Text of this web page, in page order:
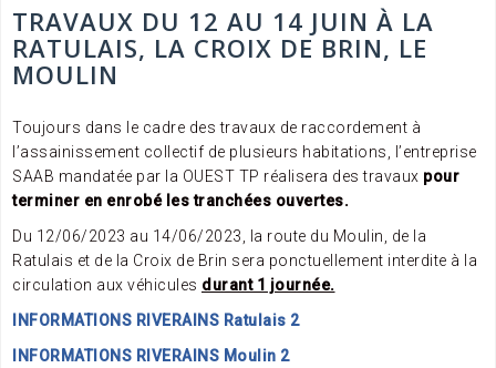
TRAVAUX DU 12 AU 14 JUIN À LA
RATULAIS, LA CROIX DE BRIN, LE
MOULIN
Toujours dans le cadre des travaux de raccordement à
l’assainissement collectif de plusieurs habitations, l’entreprise
SAAB mandatée par la OUEST TP réalisera des travaux pour
terminer en enrobé les tranchées ouvertes.
Du 12/06/2023 au 14/06/2023, la route du Moulin, de la
Ratulais et de la Croix de Brin sera ponctuellement interdite à la
circulation aux véhicules durant 1 journée.
INFORMATIONS RIVERAINS Ratulais 2
INFORMATIONS RIVERAINS Moulin 2